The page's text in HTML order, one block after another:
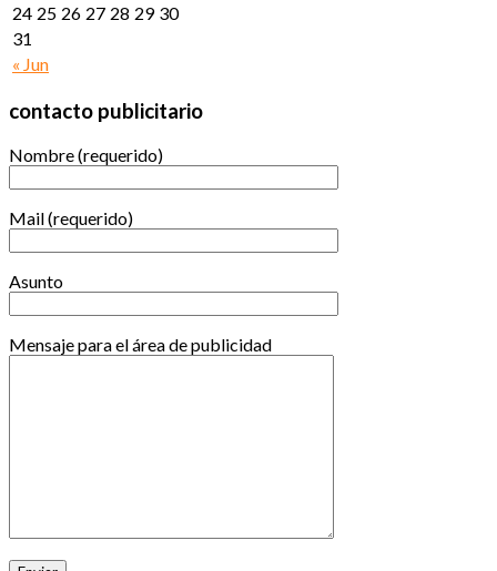
« Jun
24 25 26 27 28 29 30
31
contacto publicitario
Nombre (requerido)
Mail (requerido)
Asunto
Mensaje para el área de publicidad